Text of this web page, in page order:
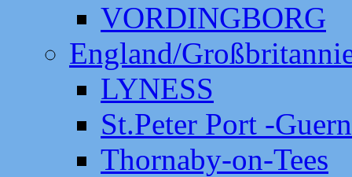
VORDINGBORG
England/
LYNESS
St.Peter Port -
Thornaby-on-Tees